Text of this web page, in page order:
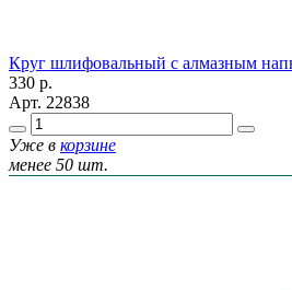
Круг шлифовальный с алмазным
330 р.
Арт. 22838
Уже в корзине
менее 50 шт.